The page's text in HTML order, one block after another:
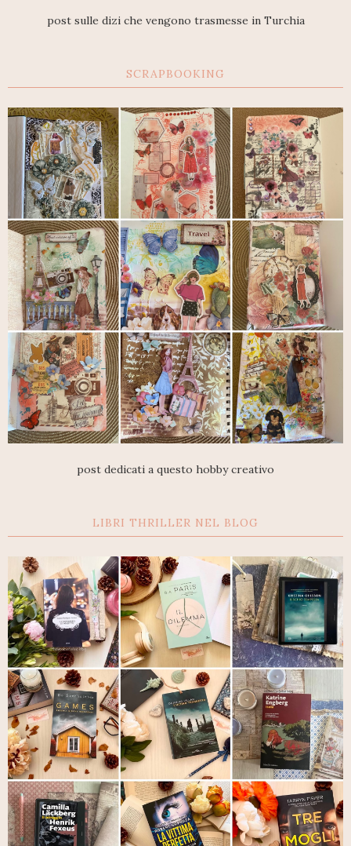
post sulle dizi che vengono trasmesse in Turchia
SCRAPBOOKING
post dedicati a questo hobby creativo
LIBRI THRILLER NEL BLOG